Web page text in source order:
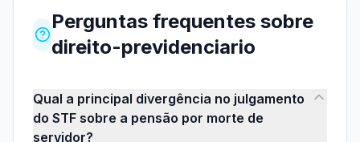
Perguntas frequentes sobre
direito-previdenciario
Qual a principal divergência no julgamento
do STF sobre a pensão por morte de
servidor?